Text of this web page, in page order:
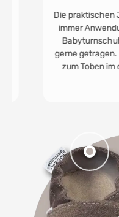
Die praktischen
immer
Babyturnschuhe.
gerne getragen. Für
zum Toben im